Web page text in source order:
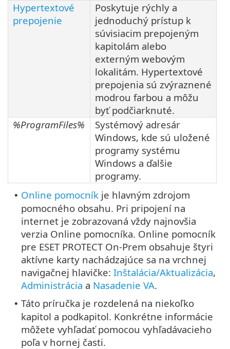
Hypertextové
prepojenie
Poskytuje rýchly a
jednoduchý prístup k
súvisiacim prepojeným
kapitolám alebo
externým webovým
lokalitám. Hypertextové
prepojenia sú zvýraznené
modrou farbou a môžu
byť podčiarknuté.
%ProgramFiles%
Systémový adresár
Windows, kde sú uložené
programy systému
Windows a ďalšie
programy.
• Online pomocník je hlavným zdrojom
pomocného obsahu. Pri pripojení na
internet je zobrazovaná vždy najnovšia
verzia Online pomocníka. Online pomocník
pre ESET PROTECT On-Prem obsahuje štyri
aktívne karty nachádzajúce sa na vrchnej
navigačnej hlavičke: Inštalácia/Aktualizácia,
Administrácia a Nasadenie VA.
• Táto príručka je rozdelená na niekoľko
kapitol a podkapitol. Konkrétne informácie
môžete vyhľadať pomocou vyhľadávacieho
poľa v hornej časti.